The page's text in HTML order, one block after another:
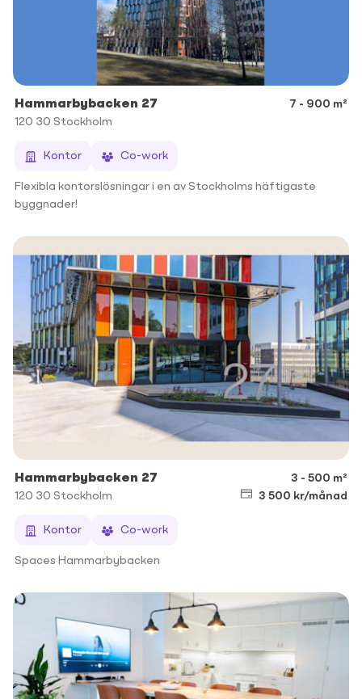
Hammarbybacken 27
7 - 900 m²
120 30 Stockholm
Kontor Co-work
Flexibla kontorslösningar i en av Stockholms häftigaste
byggnader!
Hammarbybacken 27
3 - 500 m²
120 30 Stockholm 3 500 kr/månad
Kontor Co-work
Spaces Hammarbybacken